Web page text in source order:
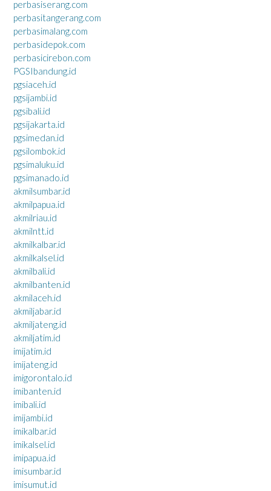
perbasiserang.com
perbasitangerang.com
perbasimalang.com
perbasidepok.com
perbasicirebon.com
PGSIbandung.id
pgsiaceh.id
pgsijambi.id
pgsibali.id
pgsijakarta.id
pgsimedan.id
pgsilombok.id
pgsimaluku.id
pgsimanado.id
akmilsumbar.id
akmilpapua.id
akmilriau.id
akmilntt.id
akmilkalbar.id
akmilkalsel.id
akmilbali.id
akmilbanten.id
akmilaceh.id
akmiljabar.id
akmiljateng.id
akmiljatim.id
imijatim.id
imijateng.id
imigorontalo.id
imibanten.id
imibali.id
imijambi.id
imikalbar.id
imikalsel.id
imipapua.id
imisumbar.id
imisumut.id